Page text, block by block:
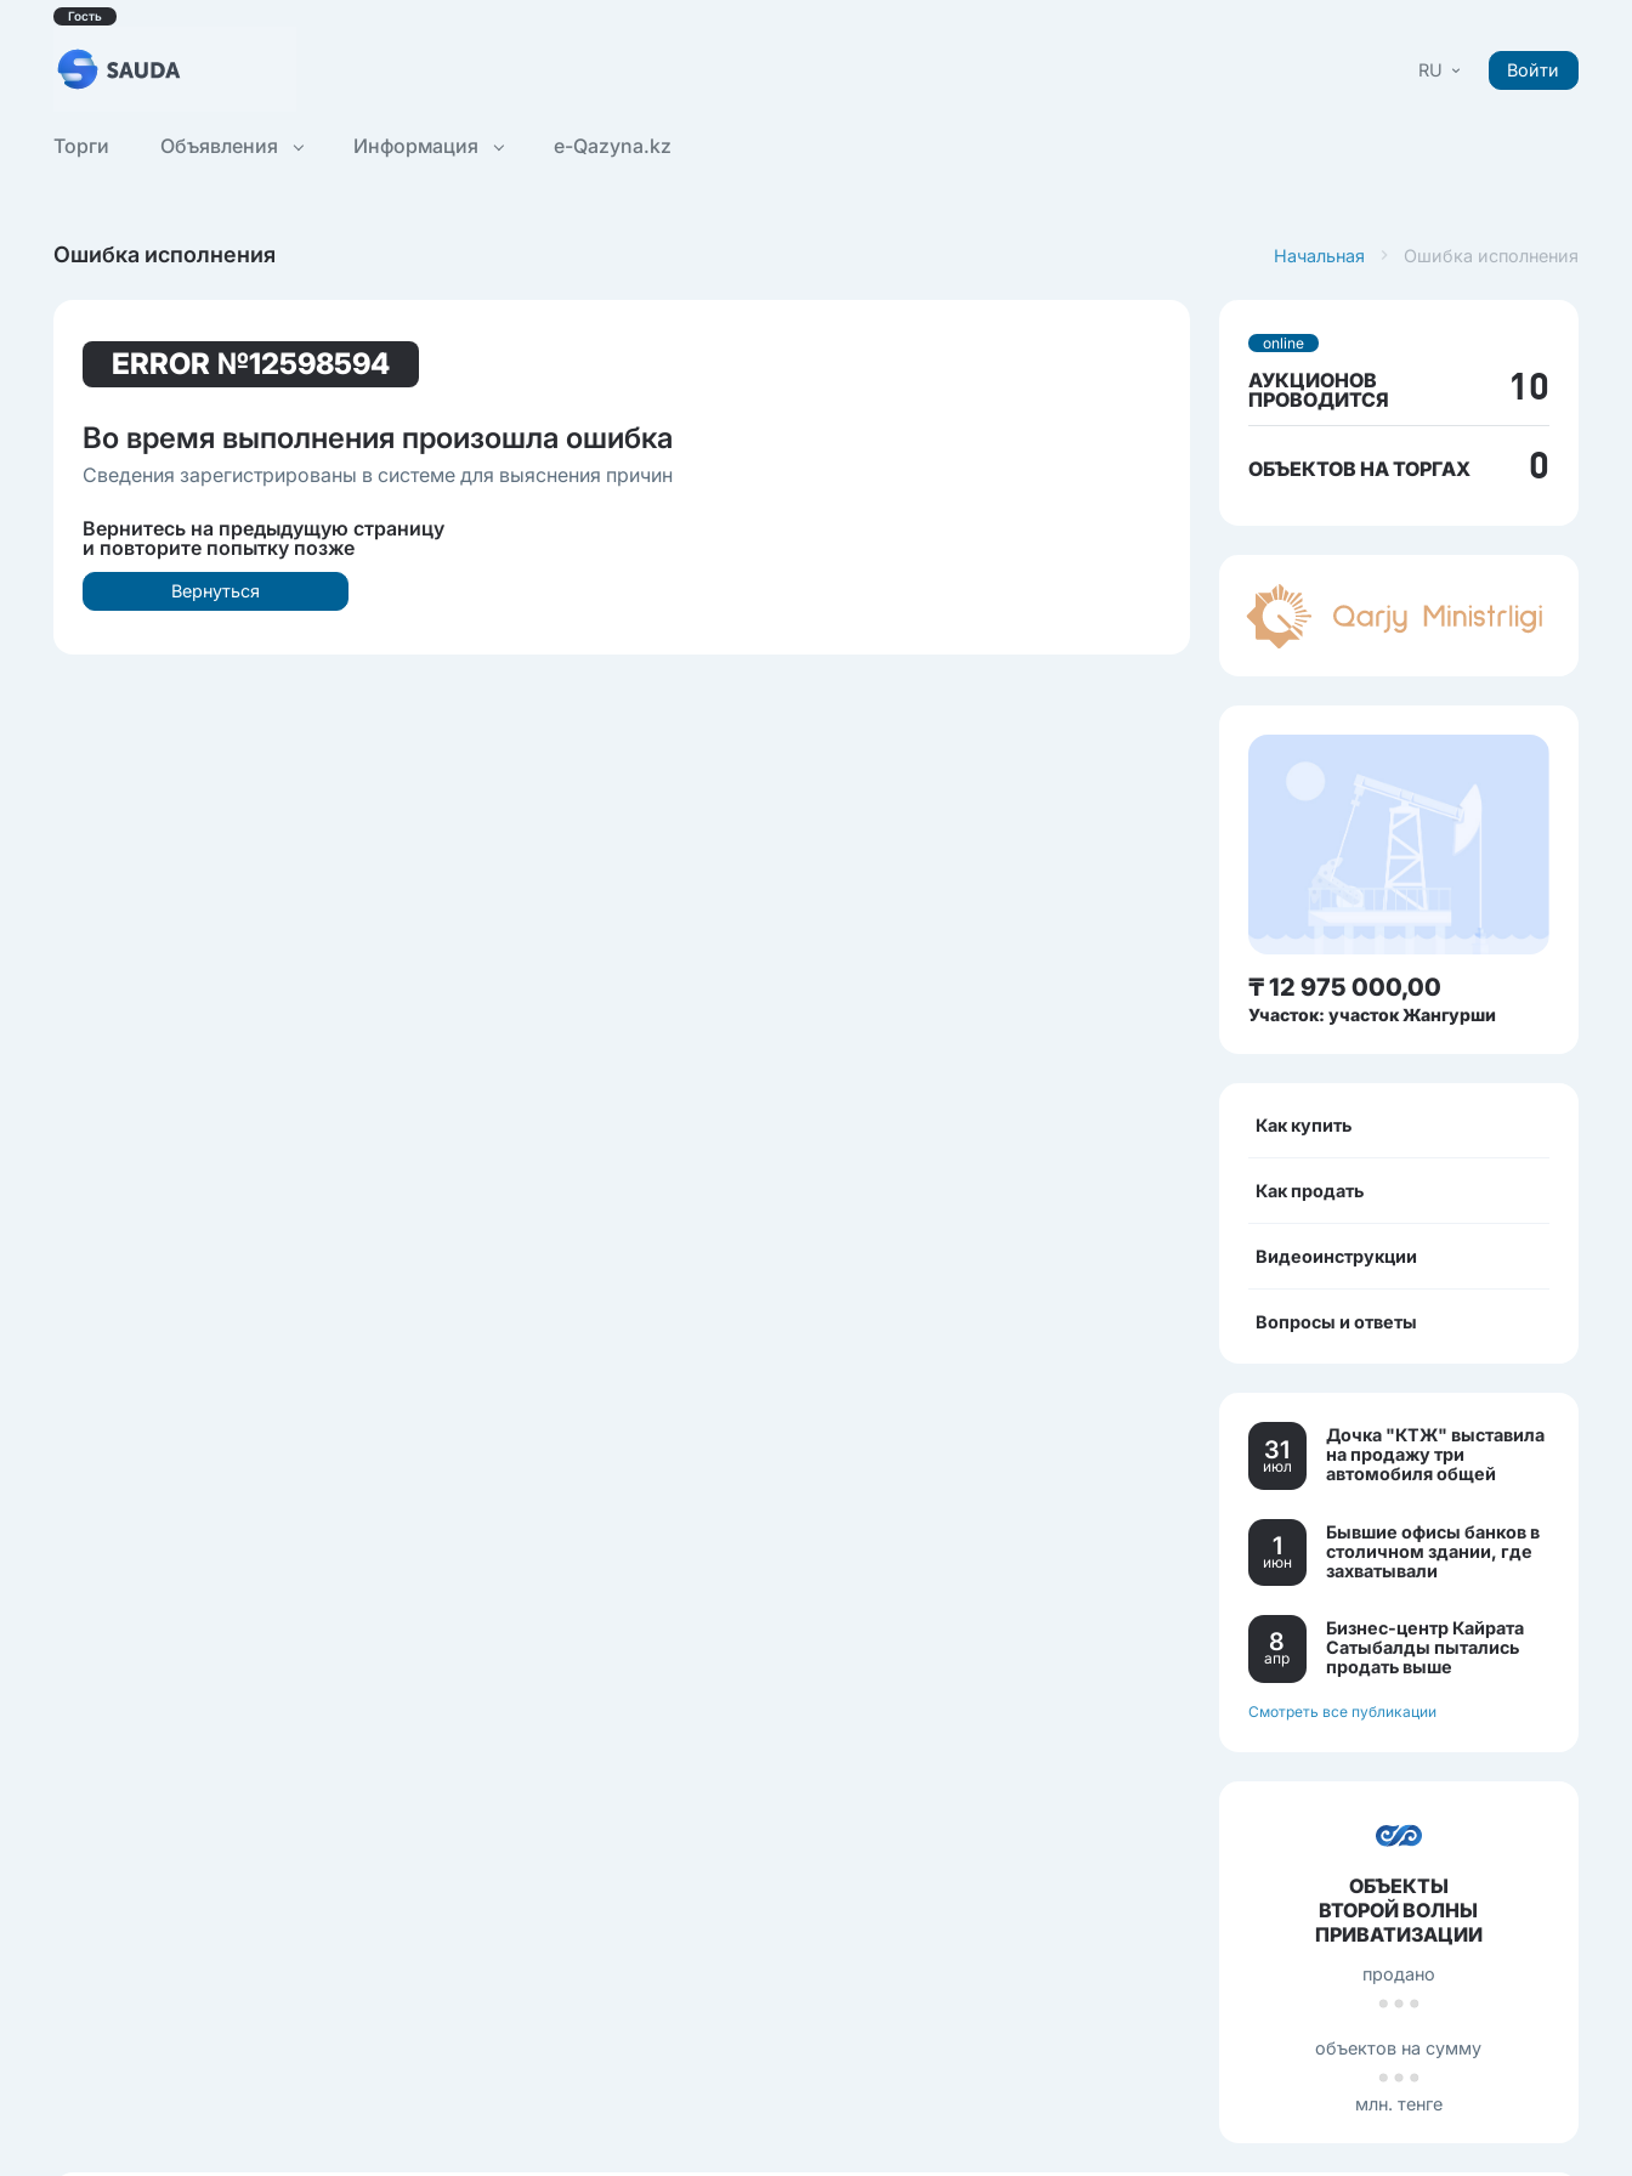
Гость
RU Войти
Торги Объявления Информация e-Qazyna.kz
Начальная Ошибка исполнения
Ошибка исполнения
ERROR №12598594
Во время выполнения произошла ошибка
Сведения зарегистрированы в системе для выяснения причин
Вернитесь на предыдущую страницу
и повторите попытку позже
Вернуться
online
АУКЦИОНОВ
ПРОВОДИТСЯ
10
ОБЪЕКТОВ НА ТОРГАХ 0
₸ 12 975 000,00
Участок: участок Жангурши
Как купить
Как продать
Видеоинструкции
Вопросы и ответы
31
июл
Дочка "КТЖ" выставила
на продажу три
автомобиля общей
1
июн
Бывшие офисы банков в
столичном здании, где
захватывали
8
апр
Бизнес-центр Кайрата
Сатыбалды пытались
продать выше
Смотреть все публикации
ОБЪЕКТЫ
ВТОРОЙ ВОЛНЫ
ПРИВАТИЗАЦИИ
продано
объектов на сумму
млн. тенге